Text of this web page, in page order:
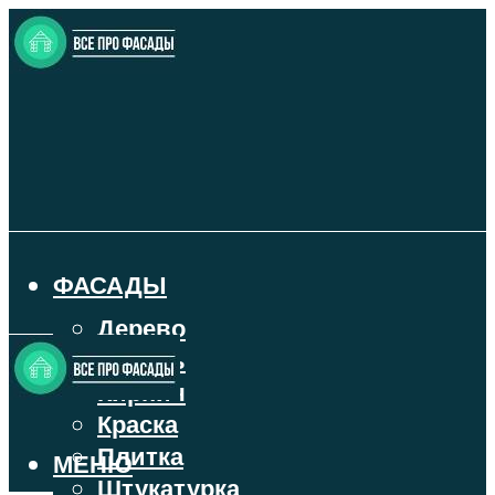
ФАСАДЫ
Дерево
Камень
Кирпич
Краска
Плитка
Штукатурка
МЕНЮ